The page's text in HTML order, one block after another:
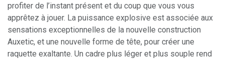
profiter de l’instant présent et du coup que vous vous
apprêtez à jouer. La puissance explosive est associée aux
sensations exceptionnelles de la nouvelle construction
Auxetic, et une nouvelle forme de tête, pour créer une
raquette exaltante. Un cadre plus léger et plus souple rend